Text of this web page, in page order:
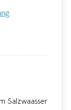
Salzwaasser